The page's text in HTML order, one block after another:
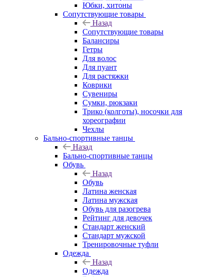
Юбки, хитоны
Сопутствующие товары
Назад
Сопутствующие товары
Балансиры
Гетры
Для волос
Для пуант
Для растяжки
Коврики
Сувениры
Сумки, рюкзаки
Трико (колготы), носочки для
хореографии
Чехлы
Бально-спортивные танцы
Назад
Бально-спортивные танцы
Обувь
Назад
Обувь
Латина женская
Латина мужская
Обувь для разогрева
Рейтинг для девочек
Стандарт женский
Стандарт мужской
Тренировочные туфли
Одежда
Назад
Одежда